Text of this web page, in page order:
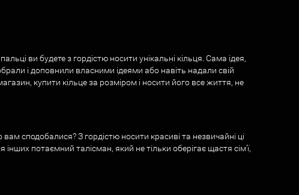
ви будете з гордістю носити унікальні кільця. Сама ідея,
і доповнили власними ідеями або навіть надали свій
купити кільце за розміром і носити його все життя, не
сподобалися? З гордістю носити красиві та незвичайні ці
потаємний талісман, який не тільки оберігає щастя сім’ї,